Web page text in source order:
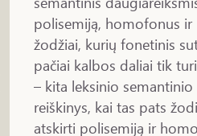
polisemiją, homofonus
žodžiai, kurių fonetinis
pačiai kalbos daliai tik
– kita leksinio
reiškinys, kai tas pats
atskirti polisemiją ir